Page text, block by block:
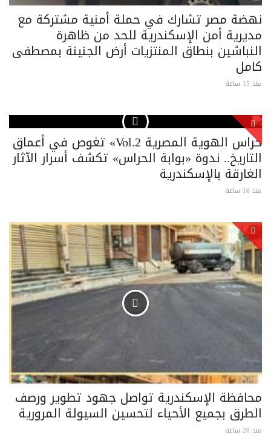
نهضة مصر تشارك في حملة أمنية مشتركة مع
مديرية أمن الإسكندرية للحد من ظاهرة
النباشين بنطاق المنتزيات أرض الجنينة بمصطفى
كامل
منذ 15 ساعة
حراس الهوية المصرية Vol.2» تغوص في أعماق
التاريخ.. ندوة «بوابة الحراس» تكشف أسرار الآثار
الغارقة بالإسكندرية
منذ 16 ساعة
محافظة الإسكندرية تواصل جهود تطوير ورصف
الطرق بجميع الأحياء لتحسين السيولة المرورية
منذ 20 ساعة